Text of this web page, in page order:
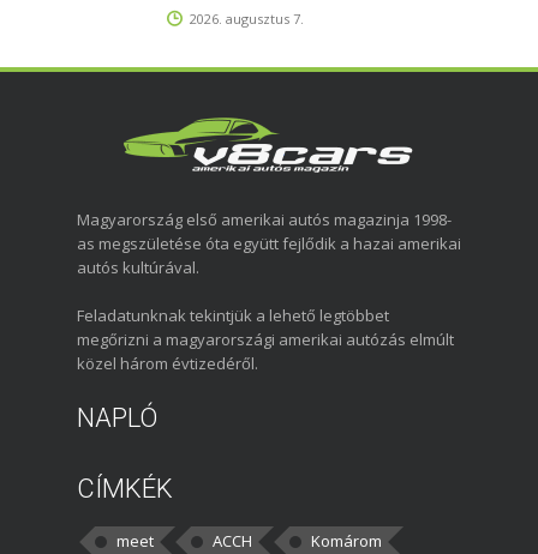
2026. augusztus 7.
Magyarország első amerikai autós magazinja 1998-
as megszületése óta együtt fejlődik a hazai amerikai
autós kultúrával.
Feladatunknak tekintjük a lehető legtöbbet
megőrizni a magyarországi amerikai autózás elmúlt
közel három évtizedéről.
NAPLÓ
CÍMKÉK
meet ACCH Komárom